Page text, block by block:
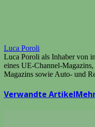
Luca Poroli
Luca Poroli als Inhaber von
eines UE-Channel-
Magazins sowie Auto- und
Verwandte Artikel